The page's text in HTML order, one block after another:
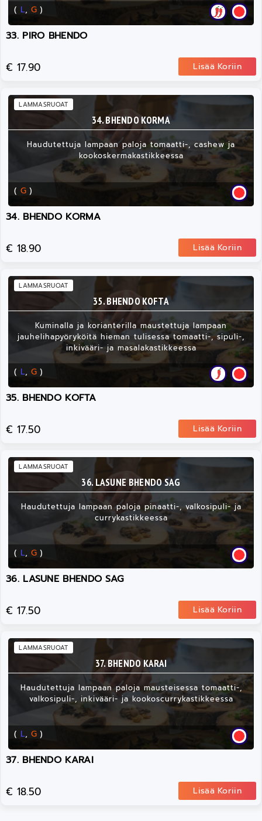
( L, G )
33. PIRO BHENDO
€ 17.90 Lisää Koriin
34. BHENDO KORMA
Haudutettuja lampaan paloja tomaatti-, cashew ja
kookoskermakastikkeessa
( G )
LAMMASRUOAT
34. BHENDO KORMA
€ 18.90 Lisää Koriin
35. BHENDO KOFTA
Kuminalla ja korianterilla maustettuja lampaan
jauhelihapyöryköitä hieman tulisessa tomaatti-, sipuli-,
inkivääri- ja masalakastikkeessa
( L, G )
LAMMASRUOAT
35. BHENDO KOFTA
€ 17.50 Lisää Koriin
36. LASUNE BHENDO SAG
Haudutettuja lampaan paloja pinaatti-, valkosipuli- ja
currykastikkeessa
( L, G )
LAMMASRUOAT
36. LASUNE BHENDO SAG
€ 17.50 Lisää Koriin
37. BHENDO KARAI
Haudutettuja lampaan paloja mausteisessa tomaatti-,
valkosipuli-, inkivääri- ja kookoscurrykastikkeessa
( L, G )
LAMMASRUOAT
37. BHENDO KARAI
€ 18.50 Lisää Koriin